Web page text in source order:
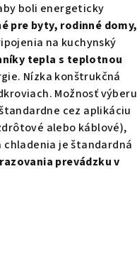
boli energeticky
pre byty, rodinné domy,
na kuchynský
tepla s teplotnou
Nízka konštrukčná
Možnosť výberu
cez aplikáciu
alebo káblové),
chladenia je štandardná
prevádzku v